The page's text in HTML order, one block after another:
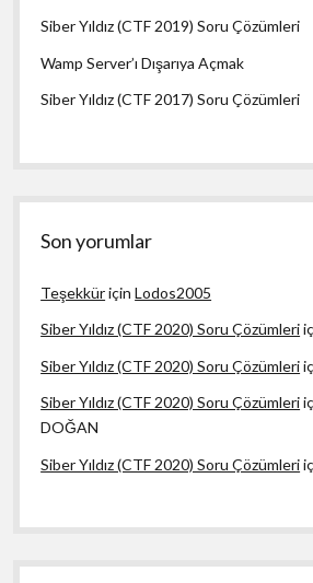
Siber Yıldız (CTF 2019) Soru Çözümleri
Wamp Server’ı Dışarıya Açmak
Siber Yıldız (CTF 2017) Soru Çözümleri
Son yorumlar
TeşekküriçinLodos2005
Siber Yıldız (CTF 2020) Soru Çözümleri
Siber Yıldız (CTF 2020) Soru Çözümleri
Siber Yıldız (CTF 2020) Soru Çözümleri
DOĞAN
Siber Yıldız (CTF 2020) Soru Çözümleri